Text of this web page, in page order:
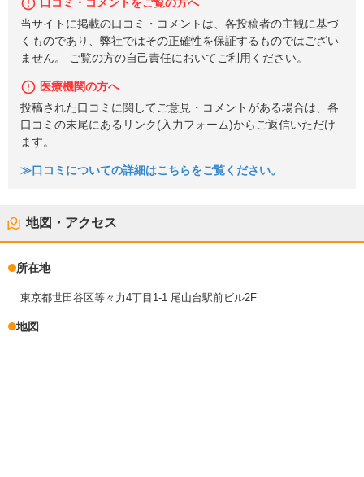
口コミ・コメントをご覧の方へ
当サイトに掲載の口コミ・コメントは、各投稿者の主観に基づ
くものであり、弊社ではその正確性を保証するものではござい
ません。 ご覧の方の自己責任においてご利用ください。
医療機関の方へ
投稿された口コミに関してご意見・コメントがある場合は、各
口コミの末尾にあるリンク(入力フォーム)からご返信いただけ
ます。
≫口コミについての詳細はこちらをご覧ください。
地図・アクセス
所在地
東京都世田谷区等々力4丁目1-1 尾山台駅前ビル2F
地図